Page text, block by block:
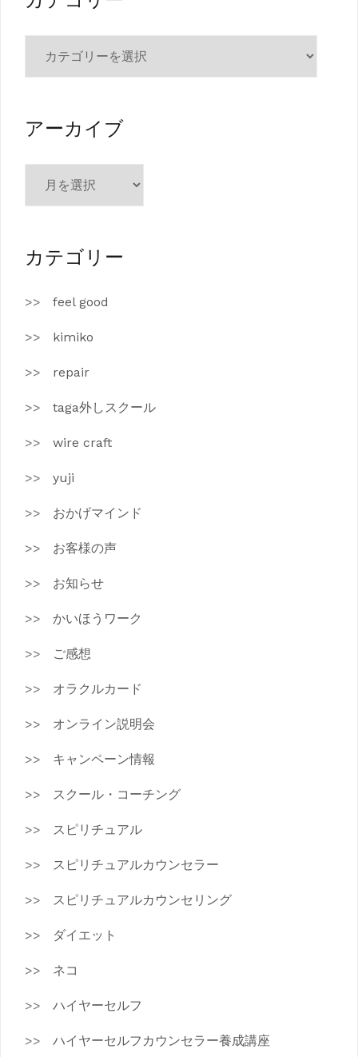
ー
アーカイブ
ブ
カテゴリー
feel good
kimiko
repair
taga外しスクール
wire craft
yuji
おかげマインド
お客様の声
お知らせ
かいほうワーク
ご感想
オラクルカード
オンライン説明会
キャンペーン情報
スクール・コーチング
スピリチュアル
スピリチュアルカウンセラー
スピリチュアルカウンセリング
ダイエット
ネコ
ハイヤーセルフ
ハイヤーセルフカウンセラー養成講座